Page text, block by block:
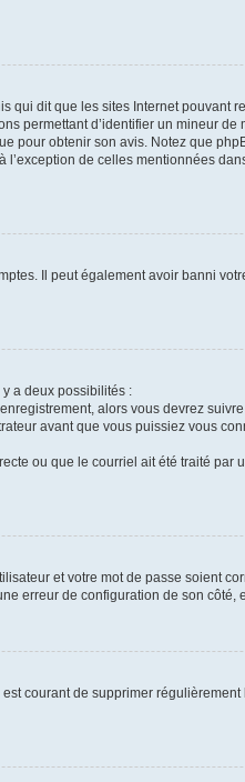
qui dit que les sites Internet pouvant
permettant d’identifier un mineur
pour obtenir son avis. Notez que
de celles mentionnées
Il peut également avoir banni
y a deux possibilités :
alors vous devrez
avant que vous puissiez vous
ou que le courriel ait été traité par
et votre mot de passe soient
erreur de configuration de son côté,
courant de supprimer